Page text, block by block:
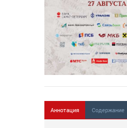
Аннотация Содержание